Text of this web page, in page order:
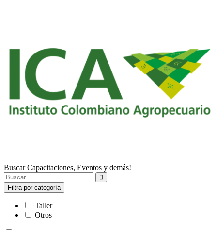
Buscar Capacitaciones, Eventos y demás!
Filtra por categoría
Taller
Otros